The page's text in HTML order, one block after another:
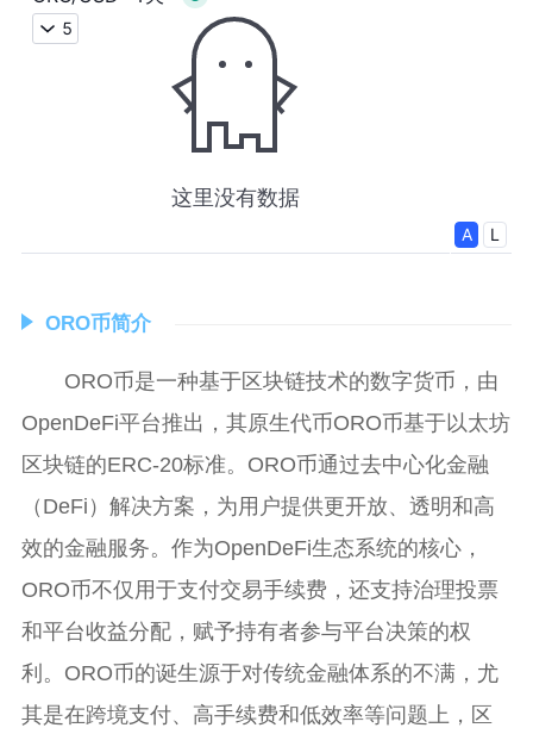
ORO币简介
ORO币是一种基于区块链技术的数字货币，由
OpenDeFi平台推出，其原生代币ORO币基于以太坊
区块链的ERC-20标准。ORO币通过去中心化金融
（DeFi）解决方案，为用户提供更开放、透明和高
效的金融服务。作为OpenDeFi生态系统的核心，
ORO币不仅用于支付交易手续费，还支持治理投票
和平台收益分配，赋予持有者参与平台决策的权
利。ORO币的诞生源于对传统金融体系的不满，尤
其是在跨境支付、高手续费和低效率等问题上，区